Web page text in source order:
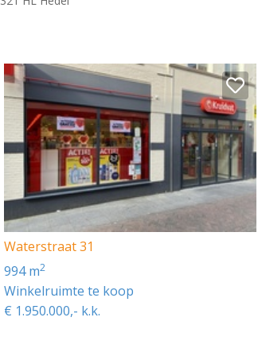
bedrijfsruimten/winkelunits)
Waterstraat 31
994 m2
Winkelruimte te koop
€ 1.950.000,- k.k.